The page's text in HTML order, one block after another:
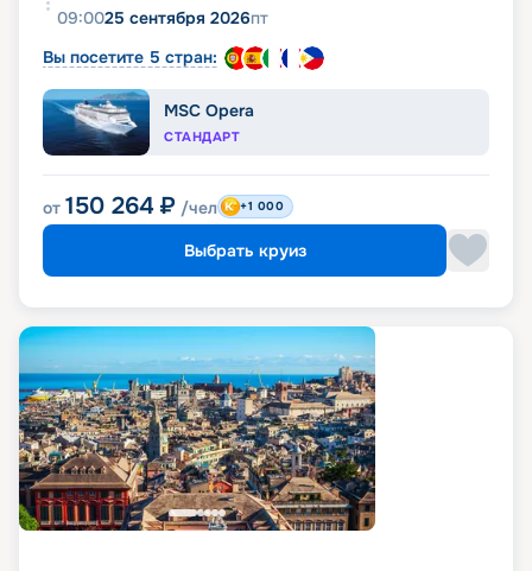
09:0025 сентября 2026пт
Вы посетите 5 стран:
MSC Opera
СТАНДАРТ
от 150 264 ₽ /чел +1 000
Выбрать круиз